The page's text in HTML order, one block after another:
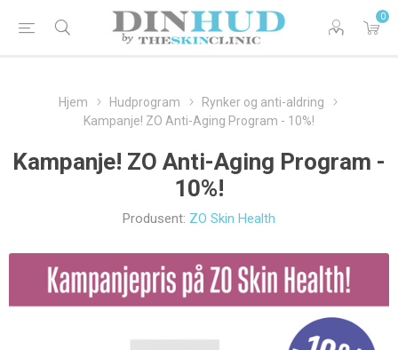
0
Hjem Hudprogram
Rynker og anti-aldring
Kampanje! ZO Anti-Aging Program - 10%!
Kampanje! ZO Anti-Aging Program -
10%!
Produsent: ZO Skin Health